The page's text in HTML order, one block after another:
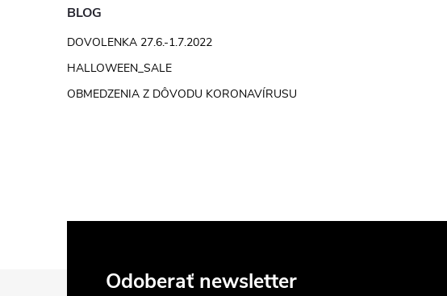
BLOG
DOVOLENKA 27.6.-1.7.2022
HALLOWEEN_SALE
OBMEDZENIA Z DÔVODU KORONAVÍRUSU
Odoberať newsletter